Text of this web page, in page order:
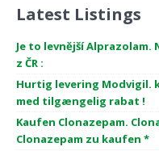
Latest Listings
Je to levnější
z ČR :
Hurtig levering Modvigil.
med tilgængelig rabat !
Kaufen Clonazepam.
Clonazepam zu kaufen *